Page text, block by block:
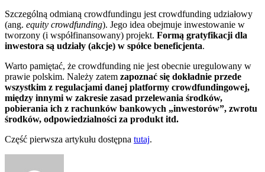
Szczególną odmianą crowdfundingu jest crowdfunding udziałowy
(ang. equity crowdfunding). Jego idea obejmuje inwestowanie w
tworzony (i współfinansowany) projekt. Formą gratyfikacji dla
inwestora są udziały (akcje) w spółce beneficjenta.
Warto pamiętać, że crowdfunding nie jest obecnie uregulowany w
prawie polskim. Należy zatem zapoznać się dokładnie przede
wszystkim z regulacjami danej platformy crowdfundingowej,
między innymi w zakresie zasad przelewania środków,
pobierania ich z rachunków bankowych „inwestorów”, zwrotu
środków, odpowiedzialności za produkt itd.
Część pierwsza artykułu dostępna tutaj.